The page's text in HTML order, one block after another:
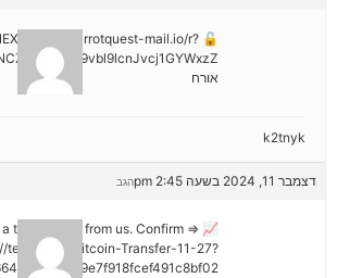
=> out.carrotquest-mail.io/r?
אורח
k2tnyk
דצמבר 11, 2024 בשעה 2:45 pm הגב
a transaction from us. Confirm =>
telegra.ph/Bitcoin-Transfer-11-27?
📈